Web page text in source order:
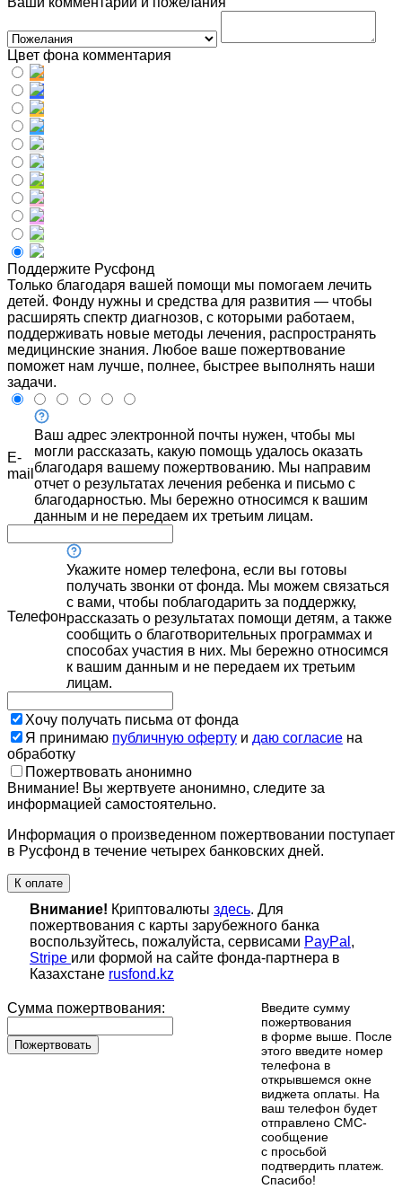
Цвет фона комментария
Поддержите Русфонд
Только благодаря вашей помощи мы помогаем лечить
детей. Фонду нужны и средства для развития — чтобы
расширять спектр диагнозов, с которыми работаем,
поддерживать новые методы лечения, распространять
медицинские знания. Любое ваше пожертвование
поможет нам лучше, полнее, быстрее выполнять наши
задачи.
E-
mail
Ваш адрес электронной почты нужен, чтобы мы
могли рассказать, какую помощь удалось оказать
благодаря вашему пожертвованию. Мы направим
отчет о результатах лечения ребенка и письмо с
благодарностью. Мы бережно относимся к вашим
данным и не передаем их третьим лицам.
Телефон
Укажите номер телефона, если вы готовы
получать звонки от фонда. Мы можем связаться
с вами, чтобы поблагодарить за поддержку,
рассказать о результатах помощи детям, а также
сообщить о благотворительных программах и
способах участия в них. Мы бережно относимся
к вашим данным и не передаем их третьим
лицам.
Хочу получать письма от фонда
Я принимаю публичную оферту и даю согласие на
обработку
Пожертвовать анонимно
Внимание! Вы жертвуете анонимно, следите за
информацией самостоятельно.
Информация о произведенном пожертвовании поступает
в Русфонд в течение четырех банковских дней.
К оплате
Внимание! Криптовалюты здесь. Для
пожертвования с карты зарубежного банка
воспользуйтесь, пожалуйста, сервисами PayPal ,
Stripe или формой на сайте фонда-партнера в
Казахстане rusfond.kz
Сумма пожертвования:
Пожертвовать
Введите сумму
пожертвования
в форме выше. После
этого введите номер
телефона в
открывшемся окне
виджета оплаты. На
ваш телефон будет
отправлено СМС-
сообщение
с просьбой
подтвердить платеж.
Cпасибо!